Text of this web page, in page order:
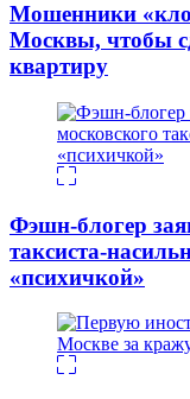
Мошенники
Москвы, чтобы
квартиру
Фэшн-блогер
таксиста-
«психичкой»